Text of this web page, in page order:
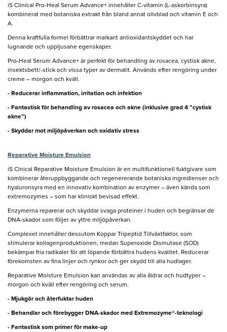
iS Clinical Pro-Heal Serum Advance+ innehåller C-vitamin (L-askorbinsyra)
kombinerat med botaniska extrakt från bland annat olivblad och vitamin E och
A.
Denna kraftfulla formel förbättrar markant antioxidantskyddet och har
lugnande och uppljusane egenskaper.
Pro-Heal Serum Advance+ är perfekt för behandling av rosacea, cystisk akne,
insektsbett/-stick och vissa typer av dermatit. Används efter rengöring under
creme – morgon och kväll.
- Reducerar inflammation, irritation och infektion
- Fantastisk för behandling av rosacea och akne (inklusive grad 4 ”cystisk
akne”)
- Skyddar mot miljöpåverkan och oxidativ stress
Reparative Moisture Emulsion
iS Clnical Reparative Moisture Emulsion är en multifunktionell fuktgivare som
kombinerar återuppbyggande och regenererande botaniska ingredienser och
hyaluronsyra med en innovativ kombination av enzymer – även kända som
extremozymes – som har kliniskt bevisad effekt.
Enzymerna reparerar och skyddar svaga proteiner i huden och begränsar de
DNA-skador som följer av yttre miljöpåverkan.
Complexet innehåller dessutom Koppar Tripeptid Tillväxtfaktor, som
stimulerar kollagenproduktionen, medan Superoxide Dismutase (SOD)
bekämpar fria radikaler för att löpande förbättra hudens kvalitet. Reducerar
förekomsten av fina linjer och rynkor och ger skydd till alla hudlager.
Reparative Moisture Emulsion kan användas av alla åldrar och hudtyper –
morgon och kväll efter rengöring och serum.
- Mjukgör och återfuktar huden
- Behandlar och förebygger DNA-skador med Extremozyme®-teknologi
- Fantastisk som primer för make-up